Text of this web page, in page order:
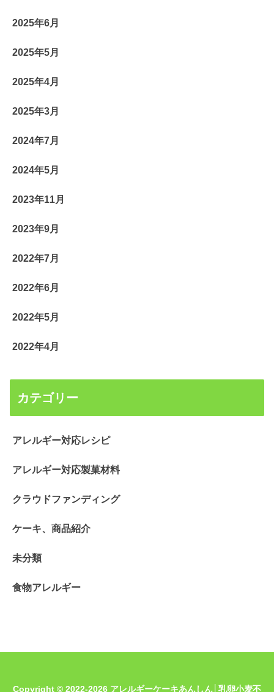
2025年6月
2025年5月
2025年4月
2025年3月
2024年7月
2024年5月
2023年11月
2023年9月
2022年7月
2022年6月
2022年5月
2022年4月
カテゴリー
アレルギー対応レシピ
アレルギー対応製菓材料
クラウドファンディング
ケーキ、商品紹介
未分類
食物アレルギー
Copyright © 2022-2026 アレルギーケーキあんしん│乳卵小麦不